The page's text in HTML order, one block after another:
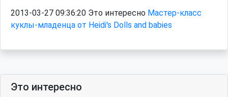
2013-03-27 09:36:20 Это интересно Мастер-класс
куклы-младенца от Heidi's Dolls and babies
Это интересно